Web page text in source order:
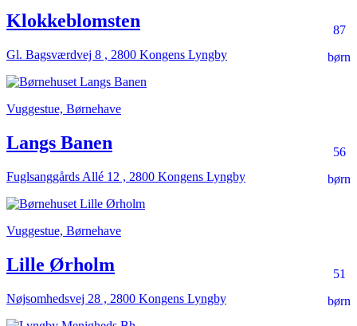
87
børn
Klokkeblomsten
Gl. Bagsværdvej 8 , 2800 Kongens Lyngby
Vuggestue, Børnehave
56
børn
Langs Banen
Fuglsanggårds Allé 12 , 2800 Kongens Lyngby
Vuggestue, Børnehave
51
børn
Lille Ørholm
Nøjsomhedsvej 28 , 2800 Kongens Lyngby